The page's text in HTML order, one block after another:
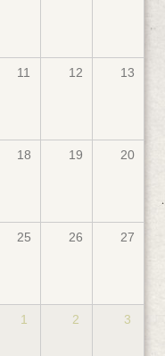
11 12 13
18 19 20
25 26 27
1 2 3